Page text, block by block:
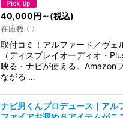
40,000円 ～(税込)
在庫数 〇
取付コミ！アルファード／ヴェ
（ディスプレイオーディオ・
映る・ナビが使える。Amazon
ながる …
ナビ男くんプロデュース｜アル